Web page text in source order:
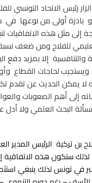
رئيس الاتحاد
و بادرة أولى من نوعها في
إلى مثل هذه
للفلاح ومن ضعف نسبة
والتنافسية إلا بمزيد
ويستجيب لحاجات القطاع
لا يمكن الحديث عن تقدم
إلى أهم الصعوبات
بن تركية الرئيس
ستكون هذه الاتفاقية
في تونس لذلك ينبغي